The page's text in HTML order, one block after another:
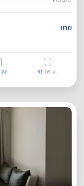
ขาย
22 31ตร.ม.